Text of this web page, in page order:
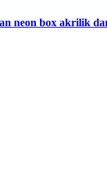
neon box akrilik